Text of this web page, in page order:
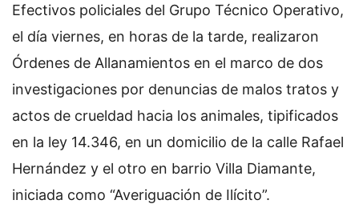
Efectivos policiales del Grupo Técnico Operativo,
el día viernes, en horas de la tarde, realizaron
Órdenes de Allanamientos en el marco de dos
investigaciones por denuncias de malos tratos y
actos de crueldad hacia los animales, tipificados
en la ley 14.346, en un domicilio de la calle Rafael
Hernández y el otro en barrio Villa Diamante,
iniciada como “Averiguación de Ilícito”.